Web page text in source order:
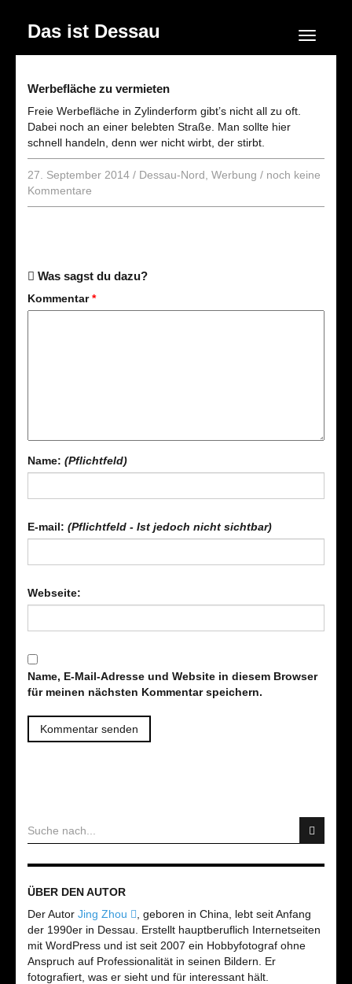
Das ist Dessau Navigation
Werbefläche zu vermieten
Freie Werbefläche in Zylinderform gibt’s nicht all zu oft.
Dabei noch an einer belebten Straße. Man sollte hier
schnell handeln, denn wer nicht wirbt, der stirbt.
27. September 2014 / Dessau-Nord Werbung / noch keine
Kommentare
Was sagst du dazu?
Kommentar*
Name: (Pflichtfeld)
E-mail: (Pflichtfeld - Ist jedoch nicht sichtbar)
Webseite:
Name, E-Mail-Adresse und Website in diesem Browser
für meinen nächsten Kommentar speichern.
ÜBER DEN AUTOR
Der Autor Jing Zhou
, geboren in China, lebt seit Anfang
der 1990er in Dessau. Erstellt hauptberuflich Internetseiten
mit WordPress und ist seit 2007 ein Hobbyfotograf ohne
Anspruch auf Professionalität in seinen Bildern. Er
fotografiert, was er sieht und für interessant hält.